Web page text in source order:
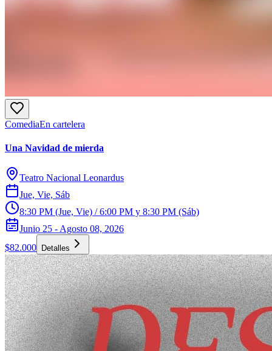
ComediaEn cartelera
Una Navidad de mierda
Teatro Nacional Leonardus
Jue, Vie, Sáb
8:30 PM (Jue, Vie) / 6:00 PM y 8:30 PM (Sáb)
Junio 25 - Agosto 08, 2026
$82.000
Detalles